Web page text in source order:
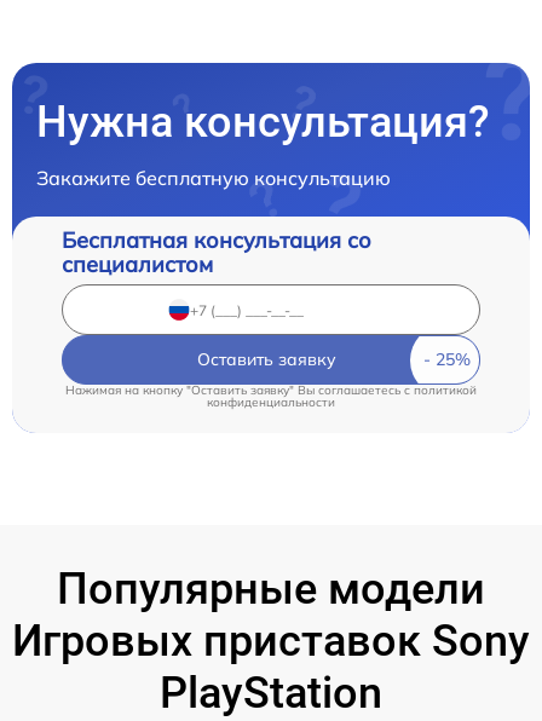
Нужна консультация?
Закажите бесплатную консультацию
Бесплатная консультация со
специалистом
Оставить заявку
Нажимая на кнопку "Оставить заявку" Вы соглашаетесь cполитикой
конфиденциальности
Популярные модели
Игровых приставок Sony
PlayStation